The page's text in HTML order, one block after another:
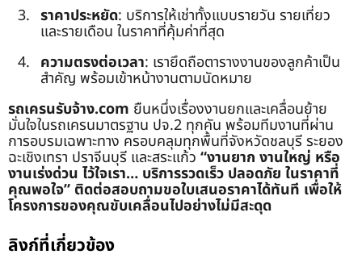
ราคาประหยัด: บริการให้เช่าทั้งแบบรายวัน รายเที่ยว
และรายเดือน ในราคาที่คุ้มค่าที่สุด
ความตรงต่อเวลา: เรายึดถือตารางงานของลูกค้าเป็น
สำคัญ พร้อมเข้าหน้างานตามนัดหมาย
รถเครนรับจ้าง.com ยืนหนึ่งเรื่องงานยกและเคลื่อนย้าย
มั่นใจในรถเครนมาตรฐาน ปจ.2 ทุกคัน พร้อมทีมงานที่ผ่าน
การอบรมเฉพาะทาง ครอบคลุมทุกพื้นที่จังหวัดชลบุรี ระยอง
ฉะเชิงเทรา ปราจีนบุรี และสระแก้ว “งานยาก งานใหญ่ หรือ
งานเร่งด่วน ไว้ใจเรา… บริการรวดเร็ว ปลอดภัย ในราคาที่
คุณพอใจ” ติดต่อสอบถามขอใบเสนอราคาได้ทันที เพื่อให้
โครงการของคุณขับเคลื่อนไปอย่างไม่มีสะดุด
ลิงก์ที่เกี่ยวข้อง